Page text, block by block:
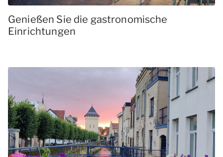
Genießen Sie die gastronomische
Einrichtungen